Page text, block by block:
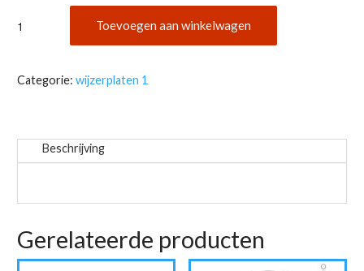
wijzerplaat
Toevoegen aan winkelwagen
Categorie: wijzerplaten 1
Beschrijving
Gerelateerde producten